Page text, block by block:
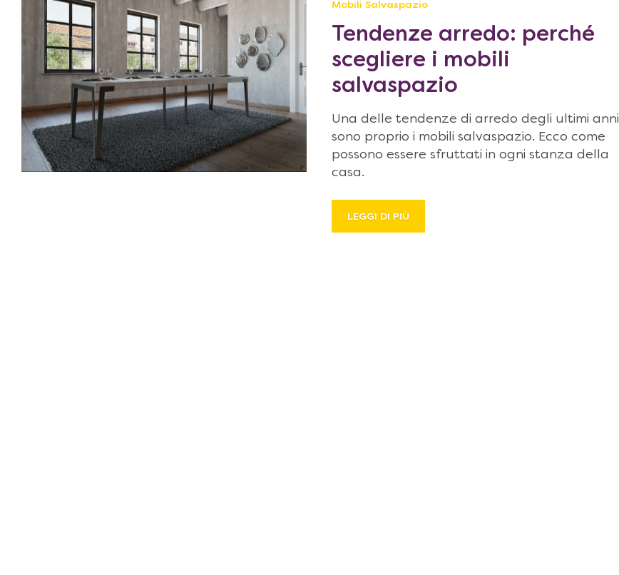
Mobili Salvaspazio
Tendenze arredo: perché
scegliere i mobili
salvaspazio
Una delle tendenze di arredo degli ultimi anni
sono proprio i mobili salvaspazio. Ecco come
possono essere sfruttati in ogni stanza della
casa.
LEGGI DI PIÙ